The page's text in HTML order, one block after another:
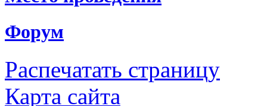
Форум
Распечатать страницу
Карта сайта